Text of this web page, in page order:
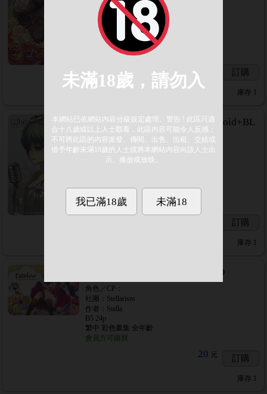
角色／CP：
社團：萌少女領域
作者：Rella
B5 32p
繁中 彩色畫冊 全年齡
會員方可購買
訂購
庫存
【同人誌】White Radio／Vocaloid+BL
ACK★ROCK SHOOTER
角色／CP：
社團：萌少女領域
繁中+日文 彩色漫畫 全年齡
會員方可購買
20 訂購
庫存
【同人誌】estela ／VOCALOID
角色／CP：
社團：Stellarism
作者：Stella
B5 24p
繁中 彩色畫集 全年齡
會員方可購買
20 元 訂購
庫存